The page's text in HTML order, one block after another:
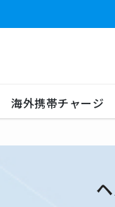
海外携帯チャージ